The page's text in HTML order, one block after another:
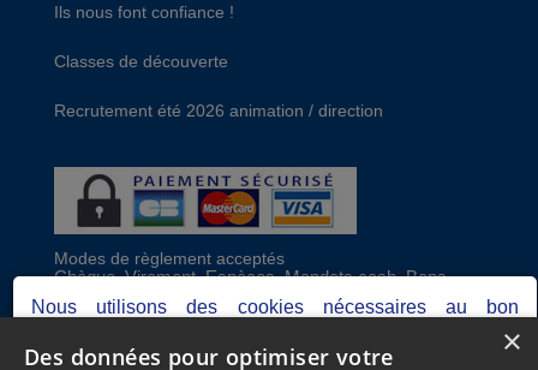
Ils nous font confiance !
Classes de découverte
Recrutement été 2026 animation / direction
Modes de règlement acceptés
Chèque, Virement, Espèces, Mandats cash, Bons
CAF, Conseil général, Chèques vacances, Carte
bancaire, Prise en charge reçu sans règlement,
Nous utilisons des cookies nécessaires au bon
fonctionnement du site, ainsi que d'autres permettant de
réaliser des analyses pour optimiser votre expérience.×
Des données pour optimiser votre